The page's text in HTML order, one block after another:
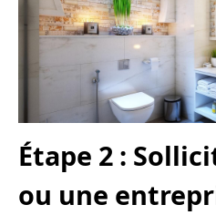
Étape 2 :
ou une